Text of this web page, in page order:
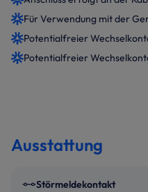
Für Verwendung mit der
Potentialfreier
Potentialfreier
Ausstattung
Störmeldekontakt